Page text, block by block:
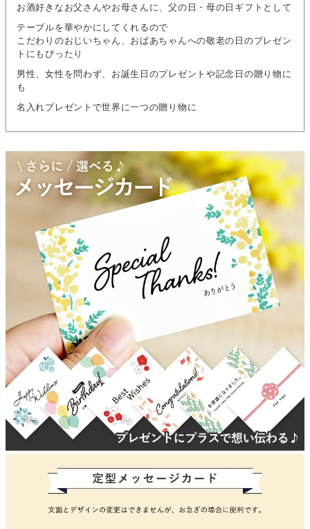
お酒好きなお父さんやお母さんに、父の日・母の日ギフトとして
テーブルを華やかにしてくれるので
こだわりのおじいちゃん、おばあちゃんへの敬老の日のプレゼン
トにもぴったり
男性、女性を問わず、お誕生日のプレゼントや記念日の贈り物に
も
名入れプレゼントで世界に一つの贈り物に